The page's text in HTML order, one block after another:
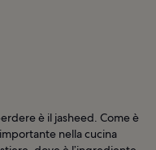
è il jasheed. Come è
nella cucina